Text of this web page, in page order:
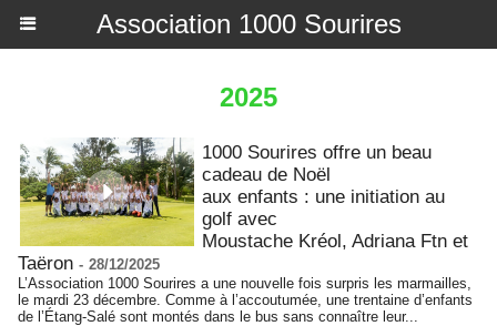
Association 1000 Sourires
2025
1000 Sourires offre un beau
cadeau de Noël
aux enfants : une initiation au
golf avec
Moustache Kréol, Adriana Ftn et
Taëron - 28/12/2025
L’Association 1000 Sourires a une nouvelle fois surpris les marmailles,
le mardi 23 décembre. Comme à l’accoutumée, une trentaine d’enfants
de l’Étang-Salé sont montés dans le bus sans connaître leur...